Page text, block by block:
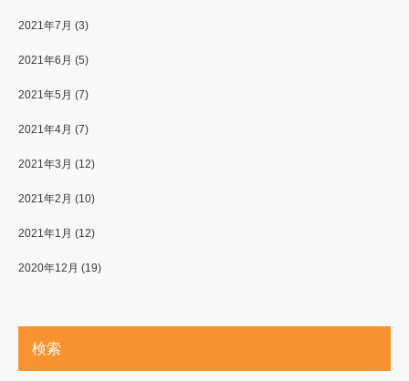
2021年7月 (3)
2021年6月 (5)
2021年5月 (7)
2021年4月 (7)
2021年3月 (12)
2021年2月 (10)
2021年1月 (12)
2020年12月 (19)
検索